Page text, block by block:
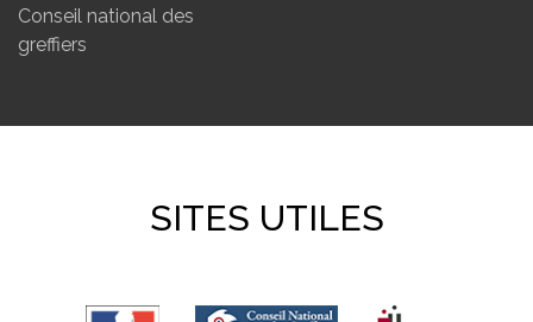
Conseil national des
greffiers
SITES UTILES